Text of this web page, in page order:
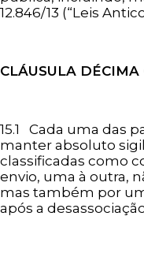
12.846/13 (“Leis
CLÁUSULA DÉCIMA
15.1 Cada uma das
manter absoluto
classificadas como
envio, uma à outra,
mas também por
após a